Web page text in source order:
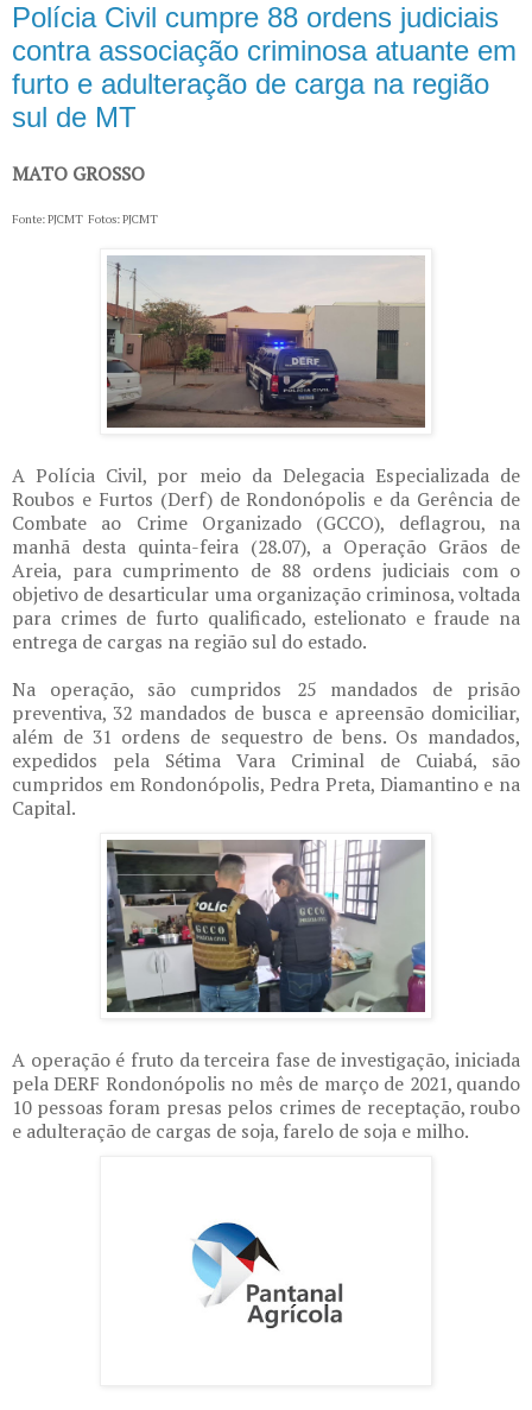
Polícia Civil cumpre 88 ordens judiciais
contra associação criminosa atuante em
furto e adulteração de carga na região
sul de MT
MATO GROSSO
Fonte: PJCMT Fotos: PJCMT
A Polícia Civil, por meio da Delegacia Especializada de
Roubos e Furtos (Derf) de Rondonópolis e da Gerência de
Combate ao Crime Organizado (GCCO), deflagrou, na
manhã desta quinta-feira (28.07), a Operação Grãos de
Areia, para cumprimento de 88 ordens judiciais com o
objetivo de desarticular uma organização criminosa, voltada
para crimes de furto qualificado, estelionato e fraude na
entrega de cargas na região sul do estado.
Na operação, são cumpridos 25 mandados de prisão
preventiva, 32 mandados de busca e apreensão domiciliar,
além de 31 ordens de sequestro de bens. Os mandados,
expedidos pela Sétima Vara Criminal de Cuiabá, são
cumpridos em Rondonópolis, Pedra Preta, Diamantino e na
Capital.
A operação é fruto da terceira fase de investigação, iniciada
pela DERF Rondonópolis no mês de março de 2021, quando
10 pessoas foram presas pelos crimes de receptação, roubo
e adulteração de cargas de soja, farelo de soja e milho.